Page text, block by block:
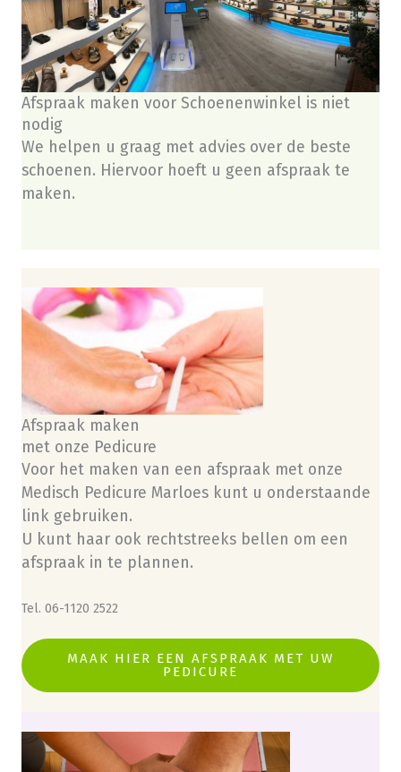
Afspraak maken voor Schoenenwinkel is niet
nodig
We helpen u graag met advies over de beste
schoenen. Hiervoor hoeft u geen afspraak te
maken.
Afspraak maken
met onze Pedicure
Voor het maken van een afspraak met onze
Medisch Pedicure Marloes kunt u onderstaande
link gebruiken.
U kunt haar ook rechtstreeks bellen om een
afspraak in te plannen.
Tel. 06-1120 2522
MAAK HIER EEN AFSPRAAK MET UW
PEDICURE